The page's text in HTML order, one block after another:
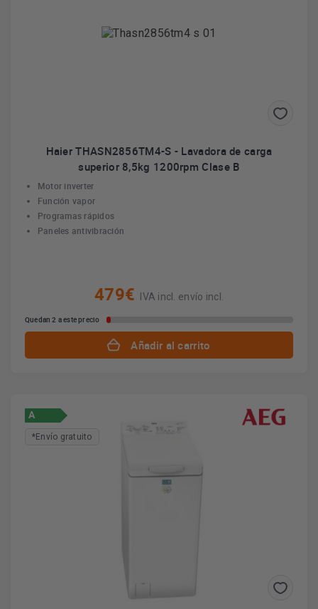
Haier THASN2856TM4-S - Lavadora de carga
superior 8,5kg 1200rpm Clase B
Motor inverter
Función vapor
Programas rápidos
Paneles antivibración
479€ IVA incl. envío incl.
Quedan 2 a este precio
Añadir al carrito
A
*Envío gratuito